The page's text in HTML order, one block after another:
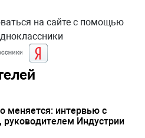
на сайте с помощью
меняется: интервью с
Индустрии